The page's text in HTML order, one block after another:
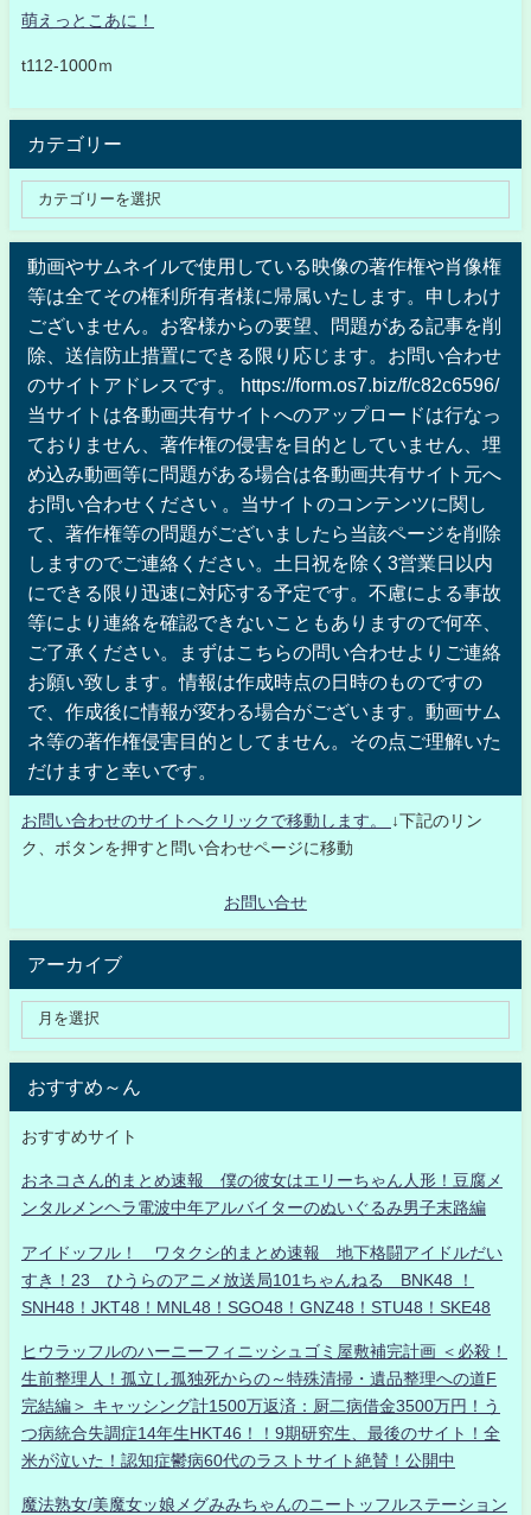
萌えっとこあに！
t112-1000ｍ
カテゴリー
動画やサムネイルで使用している映像の著作権や肖像権
等は全てその権利所有者様に帰属いたします。申しわけ
ございません。お客様からの要望、問題がある記事を削
除、送信防止措置にできる限り応じます。お問い合わせ
のサイトアドレスです。 https://form.os7.biz/f/c82c6596/
当サイトは各動画共有サイトへのアップロードは行なっ
ておりません、著作権の侵害を目的としていません、埋
め込み動画等に問題がある場合は各動画共有サイト元へ
お問い合わせください 。当サイトのコンテンツに関し
て、著作権等の問題がございましたら当該ページを削除
しますのでご連絡ください。土日祝を除く3営業日以内
にできる限り迅速に対応する予定です。不慮による事故
等により連絡を確認できないこともありますので何卒、
ご了承ください。まずはこちらの問い合わせよりご連絡
お願い致します。情報は作成時点の日時のものですの
で、作成後に情報が変わる場合がございます。動画サム
ネ等の著作権侵害目的としてません。その点ご理解いた
だけますと幸いです。
お問い合わせのサイトへクリックで移動します。
↓下記のリン
ク、ボタンを押すと問い合わせページに移動
お問い合せ
アーカイブ
おすすめ～ん
おすすめサイト
おネコさん的まとめ速報 僕の彼女はエリーちゃん人形！豆腐メ
ンタルメンヘラ電波中年アルバイターのぬいぐるみ男子末路編
アイドッフル！ ワタクシ的まとめ速報 地下格闘アイドルだい
すき！23 ひうらのアニメ放送局101ちゃんねる BNK48 ！
SNH48！JKT48！MNL48！SGO48！GNZ48！STU48！SKE48
ヒウラッフルのハーニーフィニッシュゴミ屋敷補完計画 ＜必殺！
生前整理人！孤立し孤独死からの～特殊清掃・遺品整理への道F
完結編＞ キャッシング計1500万返済：厨二病借金3500万円！う
つ病統合失調症14年生HKT46！！9期研究生、最後のサイト！全
米が泣いた！認知症鬱病60代のラストサイト絶賛！公開中
魔法熟女/美魔女ッ娘メグみみちゃんのニートッフルステーション